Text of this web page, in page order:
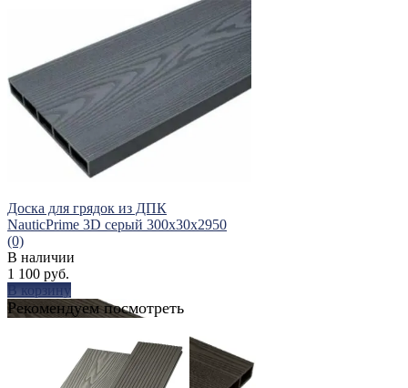
избранное сравнить
Доска для грядок из ДПК
NauticPrime 3D серый 300х30х2950
(0)
В наличии
1 100 руб.
В корзину
Рекомендуем посмотреть